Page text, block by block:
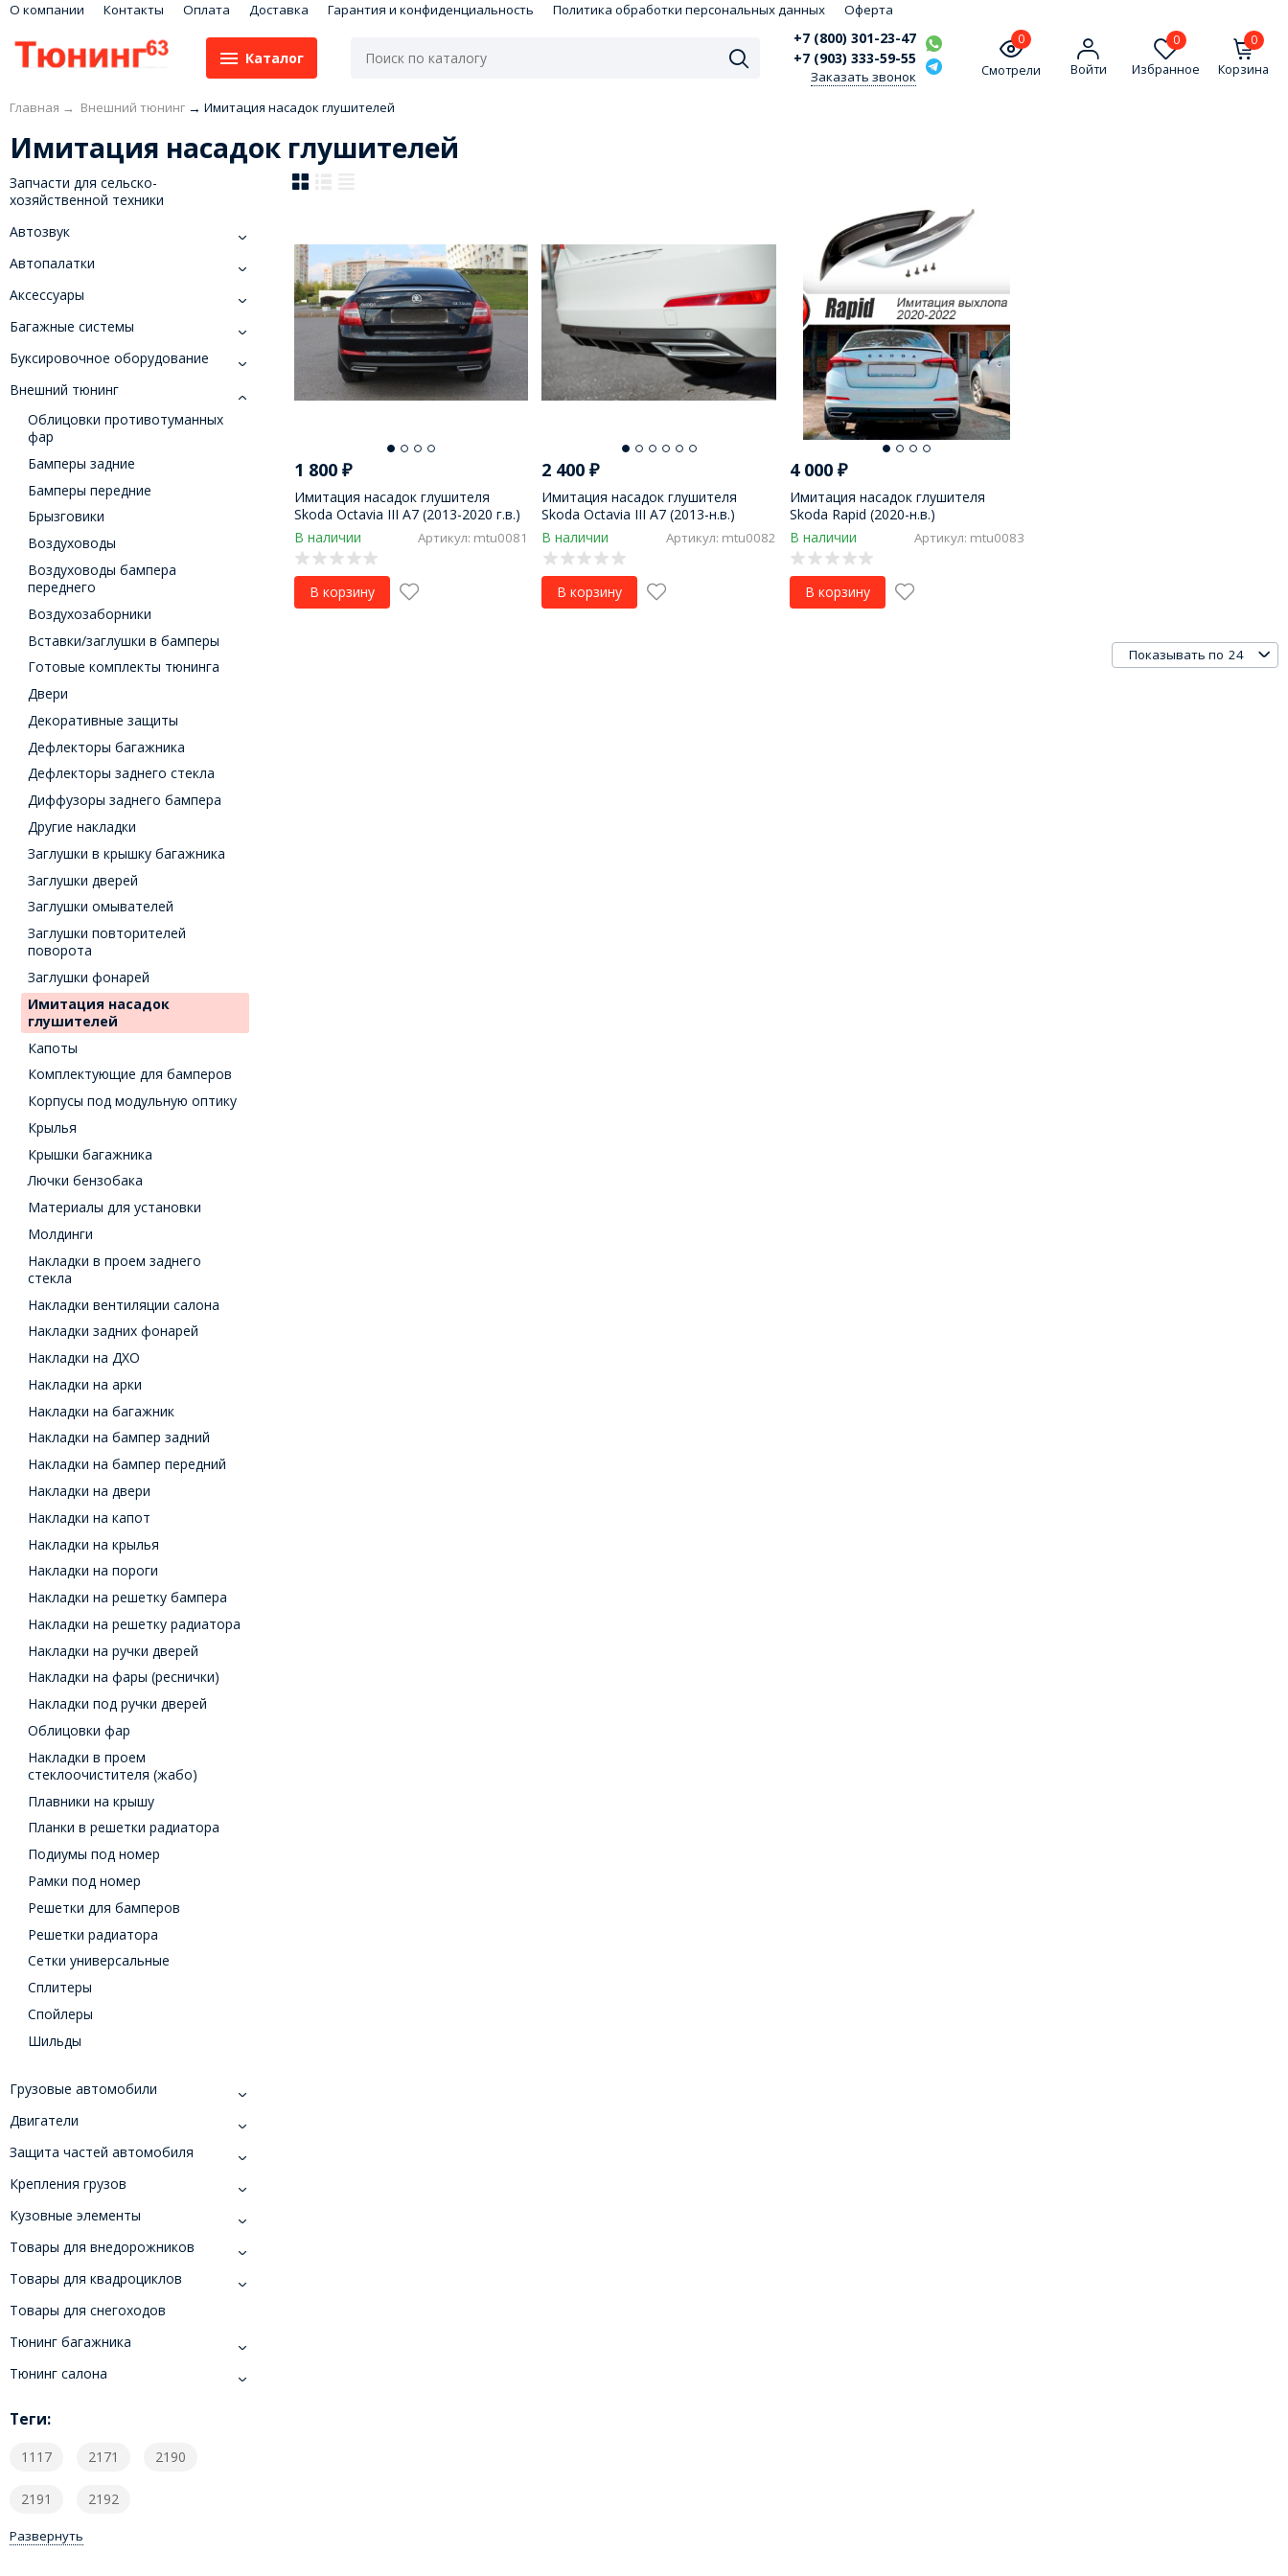
О компании Контакты Оплата Доставка Гарантия и конфиденциальность Политика обработки персональных данных Оферта
Каталог
+7 (800) 301-23-47
+7 (903) 333-59-55
Заказать звонок
0
Смотрели
Войти
0
Избранное
0
Корзина
Главная → Внешний тюнинг → Имитация насадок глушителей
Имитация насадок глушителей
Запчасти для сельско-
хозяйственной техники
Автозвук
Автопалатки
Аксессуары
Багажные системы
Буксировочное оборудование
Внешний тюнинг
Облицовки противотуманных
фар
Бамперы задние
Бамперы передние
Брызговики
Воздуховоды
Воздуховоды бампера
переднего
Воздухозаборники
Вставки/заглушки в бамперы
Готовые комплекты тюнинга
Двери
Декоративные защиты
Дефлекторы багажника
Дефлекторы заднего стекла
Диффузоры заднего бампера
Другие накладки
Заглушки в крышку багажника
Заглушки дверей
Заглушки омывателей
Заглушки повторителей
поворота
Заглушки фонарей
Имитация насадок
глушителей
Капоты
Комплектующие для бамперов
Корпусы под модульную оптику
Крылья
Крышки багажника
Лючки бензобака
Материалы для установки
Молдинги
Накладки в проем заднего
стекла
Накладки вентиляции салона
Накладки задних фонарей
Накладки на ДХО
Накладки на арки
Накладки на багажник
Накладки на бампер задний
Накладки на бампер передний
Накладки на двери
Накладки на капот
Накладки на крылья
Накладки на пороги
Накладки на решетку бампера
Накладки на решетку радиатора
Накладки на ручки дверей
Накладки на фары (реснички)
Накладки под ручки дверей
Облицовки фар
Накладки в проем
стеклоочистителя (жабо)
Плавники на крышу
Планки в решетки радиатора
Подиумы под номер
Рамки под номер
Решетки для бамперов
Решетки радиатора
Сетки универсальные
Сплитеры
Спойлеры
Шильды
Грузовые автомобили
Двигатели
Защита частей автомобиля
Крепления грузов
Кузовные элементы
Товары для внедорожников
Товары для квадроциклов
Товары для снегоходов
Тюнинг багажника
Тюнинг салона
Теги:
1117 2171 2190
2191 2192
Развернуть
1 800 ₽
Имитация насадок глушителя
Skoda Octavia III A7 (2013-2020 г.в.)
В наличии
Артикул: mtu0081
В корзину
2 400₽
Имитация насадок глушителя
Skoda Octavia III A7 (2013-н.в.)
крашенные, серебро
В наличии Артикул: mtu0082
В корзину
4 000 ₽
Имитация насадок глушителя
Skoda Rapid (2020-н.в.)
В наличии
Артикул: mtu0083
В корзину
Показывать по 24